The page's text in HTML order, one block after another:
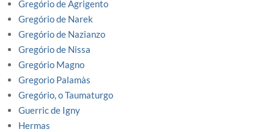
Gregório de Agrigento
Gregório de Narek
Gregório de Nazianzo
Gregório de Nissa
Gregório Magno
Gregorio Palamàs
Gregório, o Taumaturgo
Guerric de Igny
Hermas